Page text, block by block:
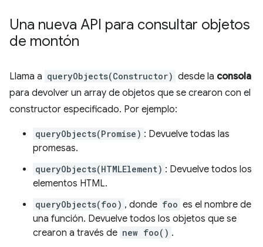
Una nueva API para consultar objetos
de montón
Llama a queryObjects(Constructor) desde la consola
para devolver un array de objetos que se crearon con el
constructor especificado. Por ejemplo:
queryObjects(Promise) : Devuelve todas las
promesas.
queryObjects(HTMLElement) : Devuelve todos los
elementos HTML.
queryObjects(foo) , donde foo es el nombre de
una función. Devuelve todos los objetos que se
crearon a través de new foo() .